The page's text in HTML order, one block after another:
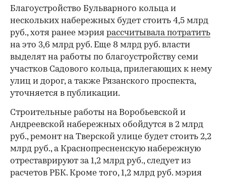
Благоустройство Бульварного кольца и
нескольких набережных будет стоить 4,5 млрд
руб., хотя ранее мэрия рассчитывала потратить
на это 3,6 млрд руб. Еще 8 млрд руб. власти
выделят на работы по благоустройству семи
участков Садового кольца, прилегающих к нему
улиц и дорог, а также Рязанского проспекта,
уточняется в публикации.
Строительные работы на Воробьевской и
Андреевской набережных обойдутся в 2 млрд
руб., ремонт на Тверской улице будет стоить 2,2
млрд руб., а Краснопресненскую набережную
отреставрируют за 1,2 млрд руб., следует из
расчетов РБК. Кроме того, 1,2 млрд руб. мэрия